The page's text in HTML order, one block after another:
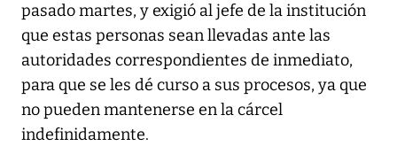
pasado martes, y exigió al jefe de la institución
que estas personas sean llevadas ante las
autoridades correspondientes de inmediato,
para que se les dé curso a sus procesos, ya que
no pueden mantenerse en la cárcel
indefinidamente.